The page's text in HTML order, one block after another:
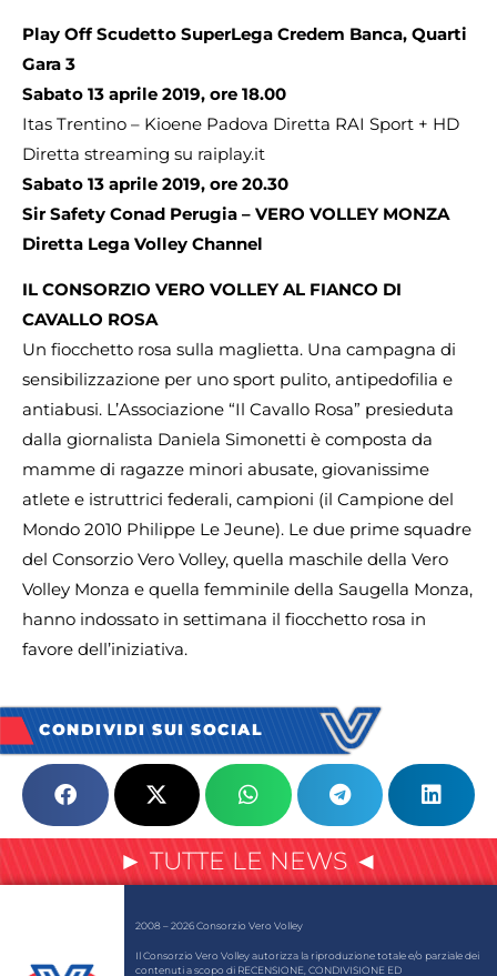
Play Off Scudetto SuperLega Credem Banca, Quarti
Gara 3
Sabato 13 aprile 2019, ore 18.00
Itas Trentino – Kioene Padova Diretta RAI Sport + HD
Diretta streaming su raiplay.it
Sabato 13 aprile 2019, ore 20.30
Sir Safety Conad Perugia – VERO VOLLEY MONZA
Diretta Lega Volley Channel
IL CONSORZIO VERO VOLLEY AL FIANCO DI
CAVALLO ROSA
Un fiocchetto rosa sulla maglietta. Una campagna di
sensibilizzazione per uno sport pulito, antipedofilia e
antiabusi. L’Associazione “Il Cavallo Rosa” presieduta
dalla giornalista Daniela Simonetti è composta da
mamme di ragazze minori abusate, giovanissime
atlete e istruttrici federali, campioni (il Campione del
Mondo 2010 Philippe Le Jeune). Le due prime squadre
del Consorzio Vero Volley, quella maschile della Vero
Volley Monza e quella femminile della Saugella Monza,
hanno indossato in settimana il fiocchetto rosa in
favore dell’iniziativa.
CONDIVIDI SUI SOCIAL
► TUTTE LE NEWS ◄
2008 – 2026 Consorzio Vero Volley
Il Consorzio Vero Volley autorizza la riproduzione totale e/o parziale dei
contenuti a scopo di RECENSIONE, CONDIVISIONE ED